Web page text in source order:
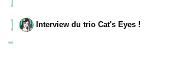
Interview du trio Cat's Eyes !